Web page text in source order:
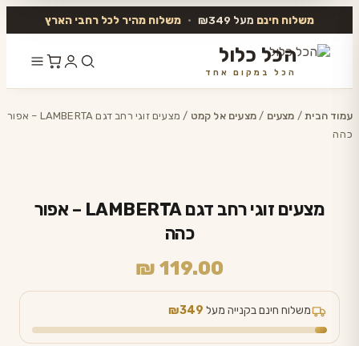
משלוח חינם מעל ₪349 • משלוח מהיר לכל רחבי הארץ
הכל כלול
הכל במקום אחד
לתוכן
עמוד הבית/ מצעים /מצעים אל קמט
/ מצעים זוגי רחב דגם LAMBERTA – אפור
כהה
מצעים זוגי רחב דגם LAMBERTA – אפור
כהה
₪ 119.00
משלוח חינם בקנייה מעל ₪349